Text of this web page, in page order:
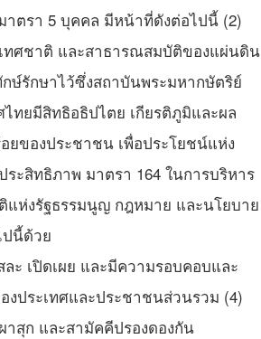
ตรา 5 บุคคล มีหน้าที่ดังต่อไปนี้ (2)
ทศชาติ และสาธารณสมบัติของแผ่นดิน
ษ์รักษาไว้ซึ่งสถาบันพระมหากษัตริย์
ทยมีสิทธิอธิปไตย เกียรติภูมิและผล
ยของประชาชน เพื่อประโยชน์แห่ง
ะสิทธิภาพ มาตรา 164 ในการบริหาร
ห่งรัฐธรรมนูญ กฎหมาย และนโยบาย
นี้ด้วย
ะ เปิดเผย และมีความรอบคอบและ
งประเทศและประชาชนส่วนรวม (4)
าสุก และสามัคคีปรองดองกัน